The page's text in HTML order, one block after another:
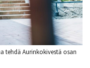
tehdä Aurinkokivestä osan